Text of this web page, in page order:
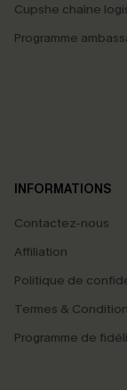
Cupshe chaîne
Programme
INFORMATIONS
Contactez-nous
Affiliation
Politique de
Termes &
Programme de
marketing (y
pouvons utiliser les
savoir si ceux-ci
personnaliser nos
produits
.